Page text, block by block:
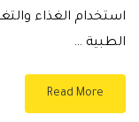
استخدام الغذاء
الطبية …
Read More